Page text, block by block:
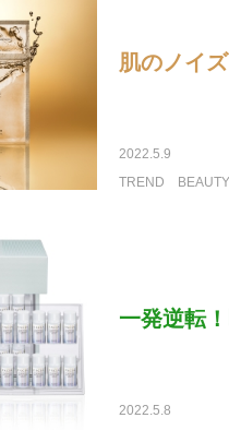
肌のノイ
2022.5.9
TREND
BEAUTY
一発逆転
2022.5.8